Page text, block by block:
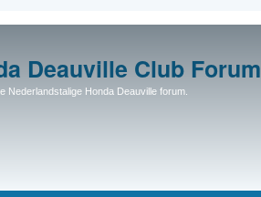
Deauville Club Forum
Nederlandstalige Honda Deauville forum.